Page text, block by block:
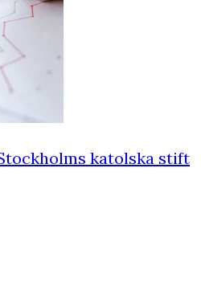
katolska stift